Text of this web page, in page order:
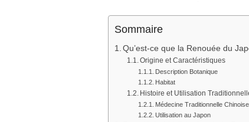
Sommaire
Qu’est-ce que la Renouée du
Origine et Caractéristiques
Description Botanique
Habitat
Histoire et Utilisation
Médecine Traditionnelle Chinoise
Utilisation au Japon